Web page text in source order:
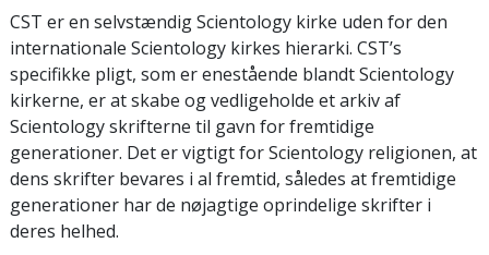
CST er en selvstændig Scientology kirke uden for den
internationale Scientology kirkes hierarki. CST’s
specifikke pligt, som er enestående blandt Scientology
kirkerne, er at skabe og vedligeholde et arkiv af
Scientology skrifterne til gavn for fremtidige
generationer. Det er vigtigt for Scientology religionen, at
dens skrifter bevares i al fremtid, således at fremtidige
generationer har de nøjagtige oprindelige skrifter i
deres helhed.